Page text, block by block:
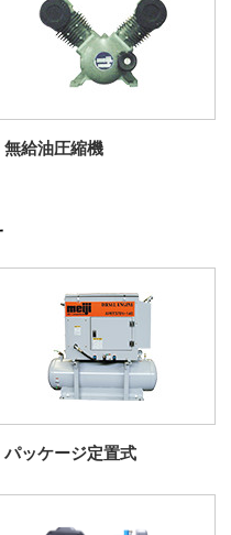
無給油圧縮機
パッケージ定置式